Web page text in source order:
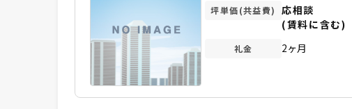
坪単価(共益費)
応相談
(賃料に含む)
礼金 2ヶ月